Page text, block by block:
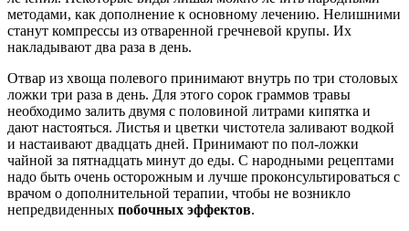
методами, как дополнение к основному лечению. Нелишними
станут компрессы из отваренной гречневой крупы. Их
накладывают два раза в день.
Отвар из хвоща полевого принимают внутрь по три столовых
ложки три раза в день. Для этого сорок граммов травы
необходимо залить двумя с половиной литрами кипятка и
дают настояться. Листья и цветки чистотела заливают водкой
и настаивают двадцать дней. Принимают по пол-ложки
чайной за пятнадцать минут до еды. С народными рецептами
надо быть очень осторожным и лучше проконсультироваться с
врачом о дополнительной терапии, чтобы не возникло
непредвиденных побочных эффектов.